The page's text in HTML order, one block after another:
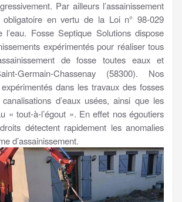
Par ailleurs l’assainissement
obligatoire en vertu de la Loi n° 98-029
Fosse Septique Solutions dispose
expérimentés pour réaliser tous
de fosse toutes eaux et
Germain-Chassenay (58300). Nos
dans les travaux des fosses
d’eaux usées, ainsi que les
« tout-à-l’égout ». En effet nos égoutiers
détectent rapidement les anomalies
d’assainissement.